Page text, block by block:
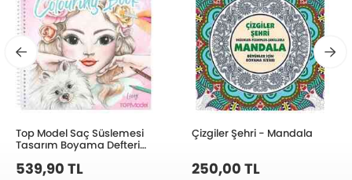
Top Model Saç Süslemesi
Tasarım Boyama Defteri
539,90 TL
Çizgiler Şehri - Mandala
250,00 TL